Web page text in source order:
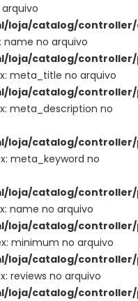
loja/catalog/
name no arquivo
loja/catalog/
meta_title no arquivo
loja/catalog/
meta_description no
loja/catalog/
meta_keyword no
loja/catalog/
name no arquivo
loja/catalog/
minimum no arquivo
loja/catalog/
reviews no arquivo
loja/catalog/